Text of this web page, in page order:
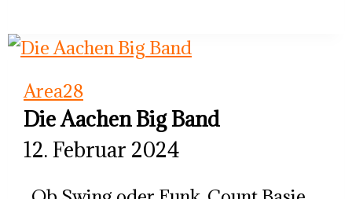
Big
Area28
Die Aachen Big Band
12. Februar 2024